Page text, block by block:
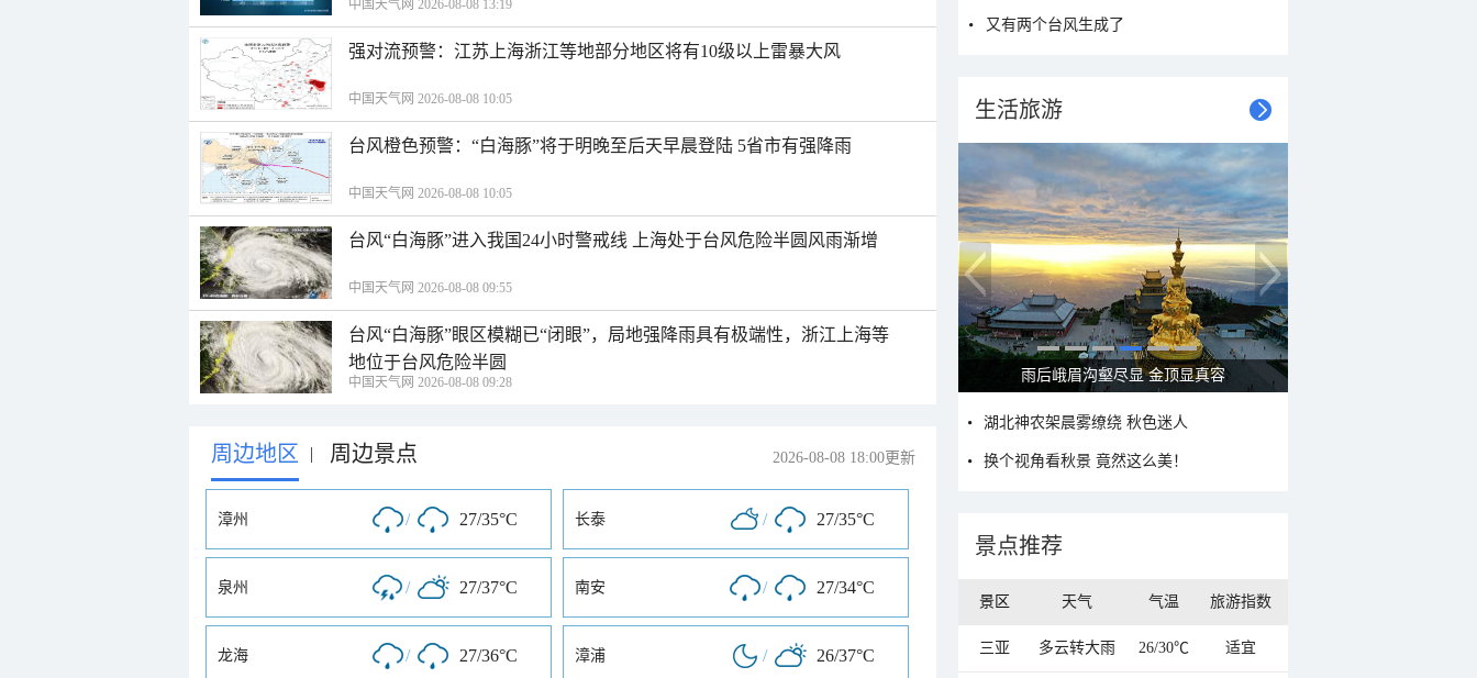
中国天气网 2026-08-08 13:19
强对流预警：江苏上海浙江等地部分地区将有10级以上雷暴大风
中国天气网 2026-08-08 10:05
台风橙色预警：“白海豚”将于明晚至后天早晨登陆 5省市有强降雨
中国天气网 2026-08-08 10:05
台风“白海豚”进入我国24小时警戒线 上海处于台风危险半圆风雨渐增
中国天气网 2026-08-08 09:55
台风“白海豚”眼区模糊已“闭眼”，局地强降雨具有极端性，浙江上海等
地位于台风危险半圆
中国天气网 2026-08-08 09:28
周边地区 | 周边景点 2026-08-08 18:00更新
漳州 / 27/35°C 长泰 / 27/35°C
泉州 / 27/37°C 南安 / 27/34°C
龙海 / 27/36°C 漳浦 / 26/37°C
又有两个台风生成了
生活旅游
雨后峨眉沟壑尽显 金顶显真容
湖北神农架晨雾缭绕 秋色迷人
换个视角看秋景 竟然这么美！
景点推荐
景区 天气 气温 旅游指数
三亚 多云转大雨 26/30℃ 适宜